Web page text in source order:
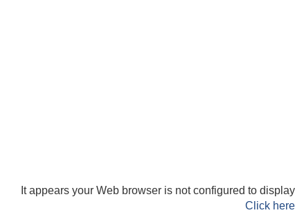
It appears your Web browser is not configured to
Click